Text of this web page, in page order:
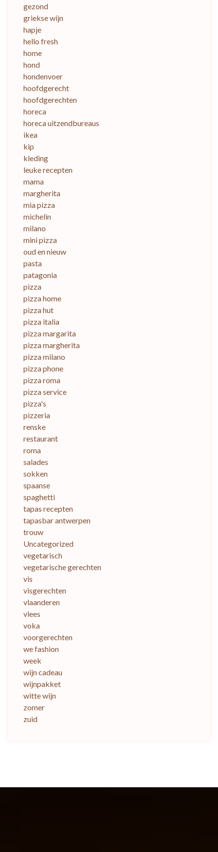
gezond
griekse wijn
hapje
hello fresh
home
hond
hondenvoer
hoofdgerecht
hoofdgerechten
horeca
horeca uitzendbureaus
ikea
kip
kleding
leuke recepten
mama
margherita
mia pizza
michelin
milano
mini pizza
oud en nieuw
pasta
patagonia
pizza
pizza home
pizza hut
pizza italia
pizza margarita
pizza margherita
pizza milano
pizza phone
pizza roma
pizza service
pizza's
pizzeria
renske
restaurant
roma
salades
sokken
spaanse
spaghetti
tapas recepten
tapasbar antwerpen
trouw
Uncategorized
vegetarisch
vegetarische gerechten
vis
visgerechten
vlaanderen
vlees
voka
voorgerechten
we fashion
week
wijn cadeau
wijnpakket
witte wijn
zomer
zuid